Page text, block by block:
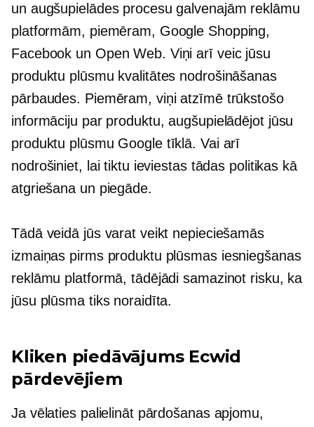
un augšupielādes procesu galvenajām reklāmu
platformām, piemēram, Google Shopping,
Facebook un Open Web. Viņi arī veic jūsu
produktu plūsmu kvalitātes nodrošināšanas
pārbaudes. Piemēram, viņi atzīmē trūkstošo
informāciju par produktu, augšupielādējot jūsu
produktu plūsmu Google tīklā. Vai arī
nodrošiniet, lai tiktu ieviestas tādas politikas kā
atgriešana un piegāde.
Tādā veidā jūs varat veikt nepieciešamās
izmaiņas pirms produktu plūsmas iesniegšanas
reklāmu platformā, tādējādi samazinot risku, ka
jūsu plūsma tiks noraidīta.
Kliken piedāvājums Ecwid
pārdevējiem
Ja vēlaties palielināt pārdošanas apjomu,